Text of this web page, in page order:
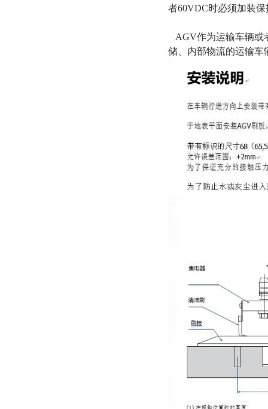
者60VDC时必须加装
AGV作为运输车辆或
储、内部物流的运输车